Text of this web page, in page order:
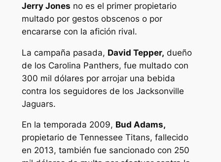
Jerry Jones no es el primer propietario
multado por gestos obscenos o por
encararse con la afición rival.
La campaña pasada, David Tepper, dueño
de los Carolina Panthers, fue multado con
300 mil dólares por arrojar una bebida
contra los seguidores de los Jacksonville
Jaguars.
En la temporada 2009, Bud Adams,
propietario de Tennessee Titans, fallecido
en 2013, también fue sancionado con 250